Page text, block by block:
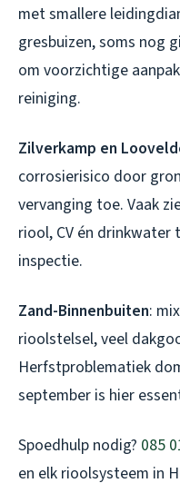
met smallere
gresbuizen, soms nog
om voorzichtige
reiniging.
Zilverkamp en
corrosierisico door
vervanging toe. Vaak
riool, CV én
inspectie.
Zand-Binnenbuiten:
rioolstelsel, veel
Herfstproblematiek
september is hier
Spoedhulp nodig? 085
en elk rioolsysteem in